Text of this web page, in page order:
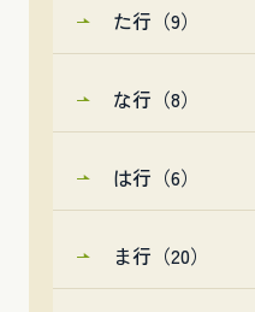
た行（9）
な行（8）
は行（6）
ま行（20）